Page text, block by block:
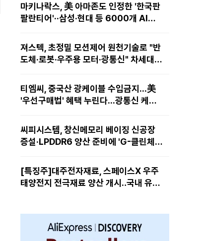
마키나락스, 美 아마존도 인정한 '한국판
팔란티어'··삼성·현대 등 6000개 AI모
져스텍, 초정밀 모션제어 원천기술로 "반
도체·로봇·우주용 모터·광통신" 차세대
티엠씨, 중국산 광케이블 수입금지...美
'우선구매법' 혜택 누린다...광통신 케이
씨피시스템, 창신메모리 베이징 신공장
증설·LPDDR6 양산 준비에 'G-클린체
[특징주]대주전자재료, 스페이스X 우주
태양전지 전극재료 양산 개시‥국내 유일